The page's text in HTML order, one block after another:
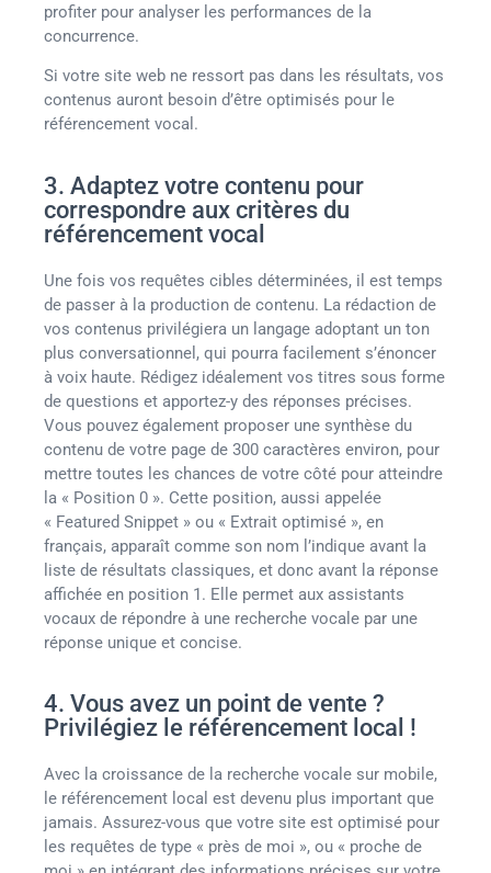
profiter pour analyser les performances de la
concurrence.
Si votre site web ne ressort pas dans les résultats, vos
contenus auront besoin d’être optimisés pour le
référencement vocal.
3. Adaptez votre contenu pour
correspondre aux critères du
référencement vocal
Une fois vos requêtes cibles déterminées, il est temps
de passer à la production de contenu. La rédaction de
vos contenus privilégiera un langage adoptant un ton
plus conversationnel, qui pourra facilement s’énoncer
à voix haute. Rédigez idéalement vos titres sous forme
de questions et apportez-y des réponses précises.
Vous pouvez également proposer une synthèse du
contenu de votre page de 300 caractères environ, pour
mettre toutes les chances de votre côté pour atteindre
la « Position 0 ». Cette position, aussi appelée
« Featured Snippet » ou « Extrait optimisé », en
français, apparaît comme son nom l’indique avant la
liste de résultats classiques, et donc avant la réponse
affichée en position 1. Elle permet aux assistants
vocaux de répondre à une recherche vocale par une
réponse unique et concise.
4. Vous avez un point de vente ?
Privilégiez le référencement local !
Avec la croissance de la recherche vocale sur mobile,
le référencement local est devenu plus important que
jamais. Assurez-vous que votre site est optimisé pour
les requêtes de type « près de moi », ou « proche de